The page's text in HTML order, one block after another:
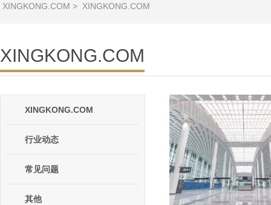
XINGKONG.COM > XINGKONG.COM
XINGKONG.COM
XINGKONG.COM
行业动态
常见问题
其他